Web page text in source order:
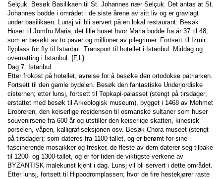
Selçuk. Besøk Basilikaen til St. Johannes nær Selçuk. Det antas at St.
Johannes bodde i området i de siste årene av sitt liv og er gravlagt
under basilikaen. Lunsj vil bli servert på en lokal restaurant. Besøk
Huset til Jomfru Maria, det lille huset hvor Maria bodde fra år 37 til 48,
som er besøkt av to paver og millioner av pilegrimer. Fortsett til Izmir
flyplass for fly til Istanbul. Transport til hotellet i Istanbul. Middag og
overnatting i Istanbul. {F,L}
Dag 7: Istanbul
Etter frokost på hotellet, avreise for å besøke den ortodokse patriarken.
Fortsett til den gamle bydelen. Besøk den fantastiske Underjordiske
cisternen; etter lunsj, fortsett til Topkapi-palasset (stengt på tirsdager;
erstattet med besøk til Arkeologisk museum), bygget i 1468 av Mehmet
Erobreren, den keiserlige residensen til osmanske sultaner som huser
souvenirsene fra 600 år og utstiller den keiserlige skatten, kinesisk
porselen, våpen, kalligrafiseksjonen osv. Besøk Chora-museet (stengt
på tirsdager); som dateres fra 1100-tallet, og er berømt for sine
fascinerende mosaikker og fresker, de fleste av dem daterer seg tilbake
til 1200- og 1300-tallet, og er for tiden de viktigste verkene av
BYZANTISK malekunst kjent i dag. Lunsj vil bli servert i dette området.
Etter lunsj, fortsett til Hippodromplassen; hvor de fire hestekjører raste